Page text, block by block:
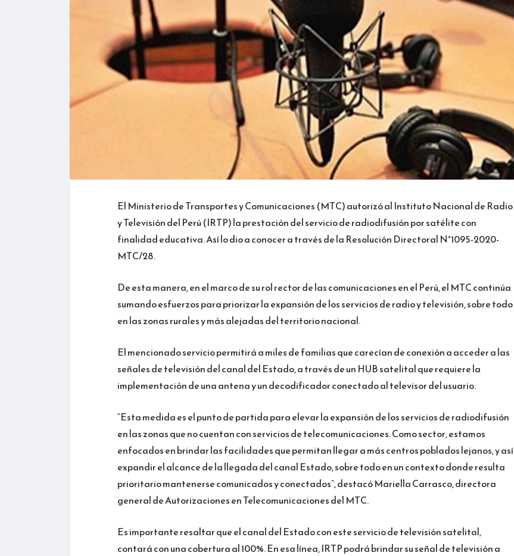
El Ministerio de Transportes y Comunicaciones (MTC) autorizó al Instituto Nacional de Radio
y Televisión del Perú (IRTP) la prestación del servicio de radiodifusión por satélite con
finalidad educativa. Así lo dio a conocer a través de la Resolución Directoral N°1095-2020-
MTC/28.
De esta manera, en el marco de su rol rector de las comunicaciones en el Perú, el MTC continúa
sumando esfuerzos para priorizar la expansión de los servicios de radio y televisión, sobre todo
en las zonas rurales y más alejadas del territorio nacional.
El mencionado servicio permitirá a miles de familias que carecían de conexión a acceder a las
señales de televisión del canal del Estado, a través de un HUB satelital que requiere la
implementación de una antena y un decodificador conectado al televisor del usuario.
“Esta medida es el punto de partida para elevar la expansión de los servicios de radiodifusión
en las zonas que no cuentan con servicios de telecomunicaciones. Como sector, estamos
enfocados en brindar las facilidades que permitan llegar a más centros poblados lejanos, y así
expandir el alcance de la llegada del canal Estado, sobre todo en un contexto donde resulta
prioritario mantenerse comunicados y conectados”, destacó Mariella Carrasco, directora
general de Autorizaciones en Telecomunicaciones del MTC.
Es importante resaltar que el canal del Estado con este servicio de televisión satelital,
contará con una cobertura al 100%. En esa línea, IRTP podrá brindar su señal de televisión a